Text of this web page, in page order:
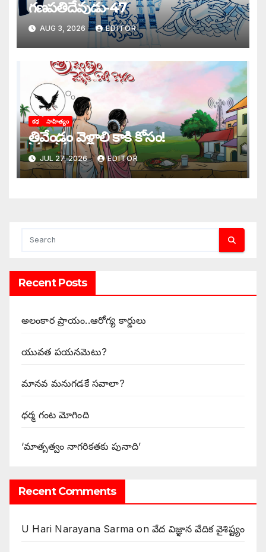
గణపతిదేవుడు-47
AUG 3, 2026 EDITOR
కథ సాహిత్యం
‌త్రివేండ్రం వెళ్లాలి కాకి కోసం!
JUL 27, 2026 EDITOR
Recent Posts
అలంకార ప్రాయం..ఆరోగ్య కార్డులు
యువత పయనమెటు?
మానవ మనుగడకే సవాలా?
ధర్మ గంట మోగింది
‘మాతృత్వం నాగరికతకు పునాది’
Recent Comments
U Hari Narayana Sarma onవేద విజ్ఞాన వేదిక వైశిష్ట్యం